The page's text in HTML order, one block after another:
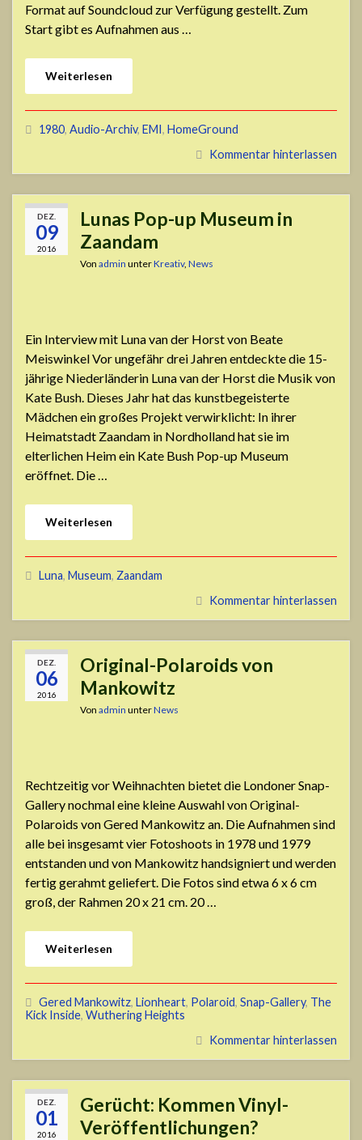
Format auf Soundcloud zur Verfügung gestellt. Zum
Start gibt es Aufnahmen aus …
Weiterlesen
1980, Audio-Archiv, EMI, HomeGround
Kommentar hinterlassen
DEZ.
09
2016
Lunas Pop-up Museum in
Zaandam
Von admin unterKreativ, News
Ein Interview mit Luna van der Horst von Beate
Meiswinkel Vor ungefähr drei Jahren entdeckte die 15-
jährige Niederländerin Luna van der Horst die Musik von
Kate Bush. Dieses Jahr hat das kunstbegeisterte
Mädchen ein großes Projekt verwirklicht: In ihrer
Heimatstadt Zaandam in Nordholland hat sie im
elterlichen Heim ein Kate Bush Pop-up Museum
eröffnet. Die …
Weiterlesen
Luna, Museum, Zaandam
Kommentar hinterlassen
DEZ.
06
2016
Original-Polaroids von
Mankowitz
Von admin unterNews
Rechtzeitig vor Weihnachten bietet die Londoner Snap-
Gallery nochmal eine kleine Auswahl von Original-
Polaroids von Gered Mankowitz an. Die Aufnahmen sind
alle bei insgesamt vier Fotoshoots in 1978 und 1979
entstanden und von Mankowitz handsigniert und werden
fertig gerahmt geliefert. Die Fotos sind etwa 6 x 6 cm
groß, der Rahmen 20 x 21 cm. 20 …
Weiterlesen
Gered Mankowitz, Lionheart, Polaroid, Snap-Gallery, The
Kick Inside, Wuthering Heights
Kommentar hinterlassen
DEZ.
01
2016
Gerücht: Kommen Vinyl-
Veröffentlichungen?